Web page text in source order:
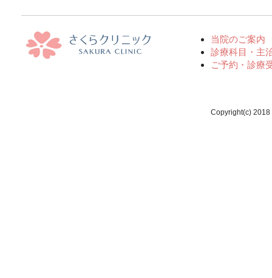
当院のご案内
診療科目・主
ご予約・診療
Copyright(c)